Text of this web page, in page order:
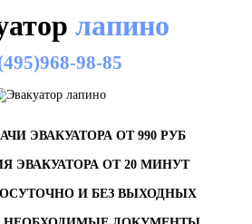
лапино
98-85
ЭВАКУАТОРА ОТ 990 РУБ
ЭВАКУАТОРА ОТ 20 МИНУТ
И БЕЗ ВЫХОДНЫХ